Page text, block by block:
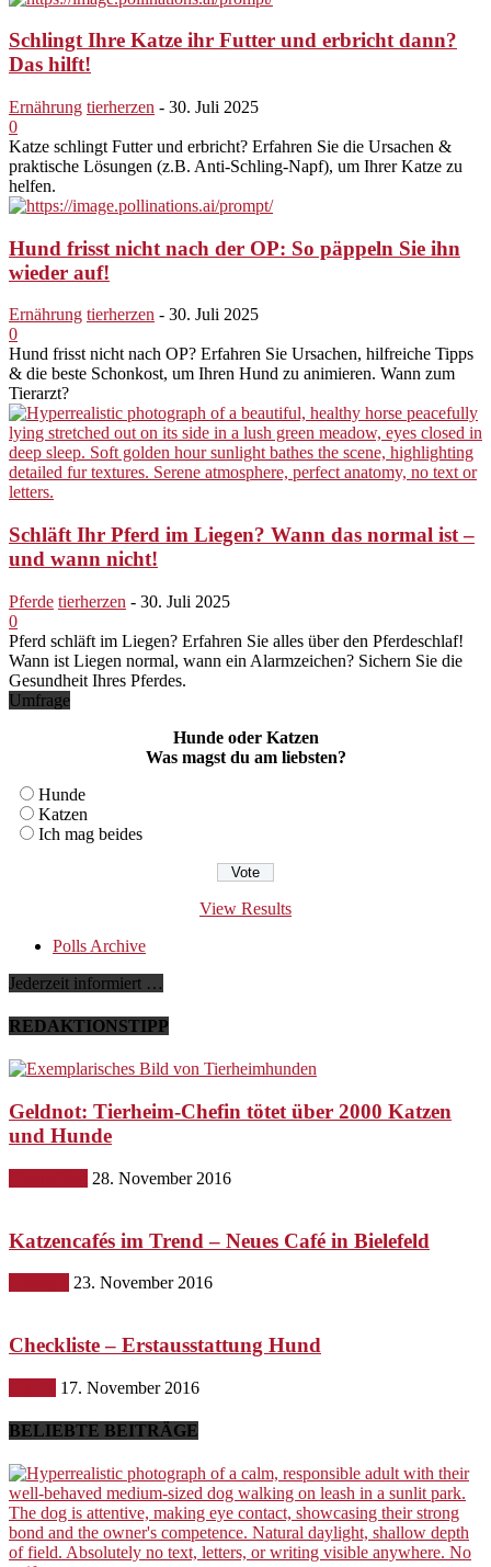
Schlingt Ihre Katze ihr Futter und erbricht dann?
Das hilft!
Ernährung tierherzen - 30. Juli 2025
0
Katze schlingt Futter und erbricht? Erfahren Sie die Ursachen &
praktische Lösungen (z.B. Anti-Schling-Napf), um Ihrer Katze zu
helfen.
Hund frisst nicht nach der OP: So päppeln Sie ihn
wieder auf!
Ernährung tierherzen - 30. Juli 2025
0
Hund frisst nicht nach OP? Erfahren Sie Ursachen, hilfreiche Tipps
& die beste Schonkost, um Ihren Hund zu animieren. Wann zum
Tierarzt?
Schläft Ihr Pferd im Liegen? Wann das normal ist –
und wann nicht!
Pferde tierherzen - 30. Juli 2025
0
Pferd schläft im Liegen? Erfahren Sie alles über den Pferdeschlaf!
Wann ist Liegen normal, wann ein Alarmzeichen? Sichern Sie die
Gesundheit Ihres Pferdes.
Umfrage
Hunde oder Katzen
Was magst du am liebsten?
Hunde
Katzen
Ich mag beides
View Results
Polls Archive
Jederzeit informiert …
REDAKTIONSTIPP
Geldnot: Tierheim-Chefin tötet über 2000 Katzen
und Hunde
28. November 2016
Katzencafés im Trend – Neues Café in Bielefeld
23. November 2016
Checkliste – Erstausstattung Hund
17. November 2016
BELIEBTE BEITRÄGE